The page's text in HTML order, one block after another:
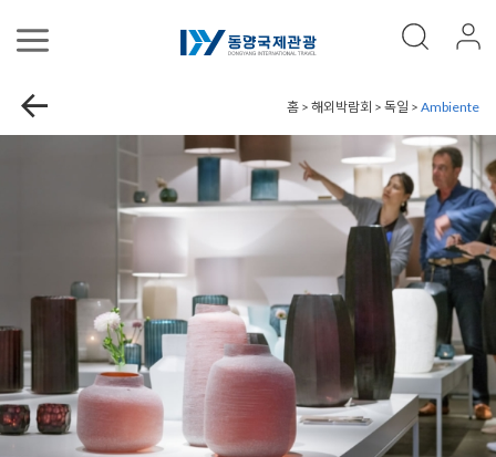
홈 > 해외박람회 > 독일 > Ambiente